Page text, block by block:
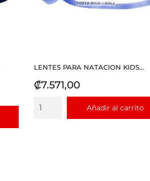
LENTES PARA NATACION KIDS...
Precio
₡7.571,00
Añadir al carrito